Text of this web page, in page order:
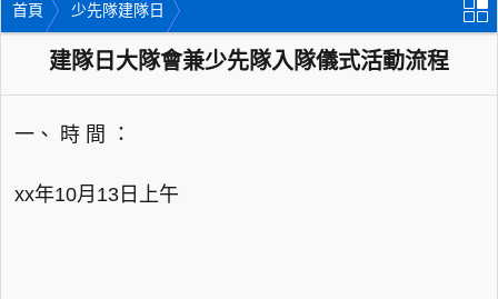
首頁 少先隊建隊日
建隊日大隊會兼少先隊入隊儀式活動流程
一、 時 間 ：
xx年10月13日上午